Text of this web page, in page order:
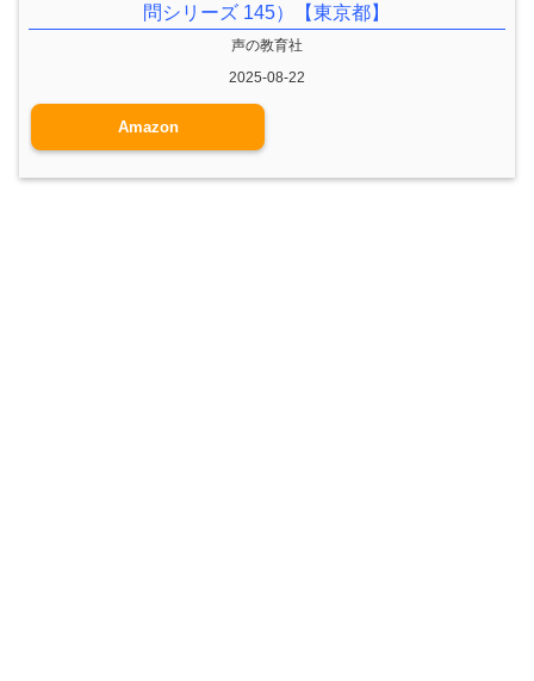
問シリーズ 145）【東京都】
声の教育社
2025-08-22
Amazon